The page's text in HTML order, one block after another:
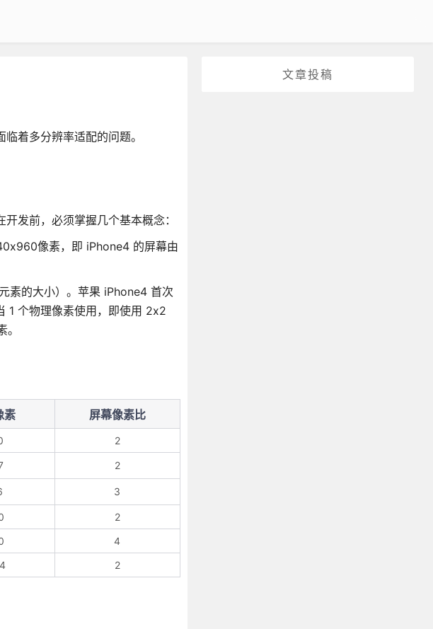
文章投稿
着多分辨率适配的问题。
发前，必须掌握几个基本概念：
像素，即 iPhone4 的屏幕由
素的大小）。苹果 iPhone4 首次
1 个物理像素使用，即使用 2x2
素 屏幕像素比
2
2
3
2
4
2